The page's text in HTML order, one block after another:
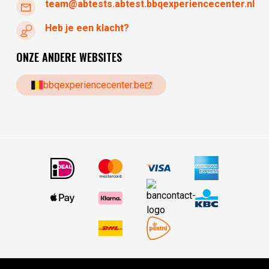
team@abtests.abtest.bbqexperiencecenter.nl
Heb je een klacht?
ONZE ANDERE WEBSITES
bbqexperiencecenter.be